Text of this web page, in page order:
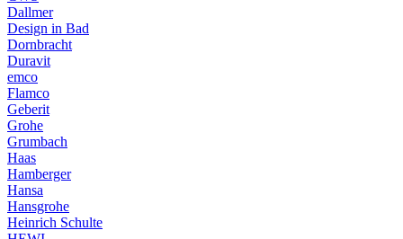
Dallmer
Design in Bad
Dornbracht
Duravit
emco
Flamco
Geberit
Grohe
Grumbach
Haas
Hamberger
Hansa
Hansgrohe
Heinrich Schulte